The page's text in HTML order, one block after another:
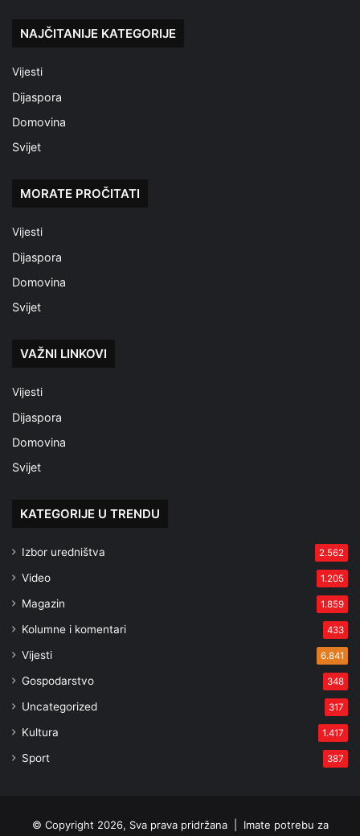
NAJČITANIJE KATEGORIJE
Vijesti
Dijaspora
Domovina
Svijet
MORATE PROČITATI
Vijesti
Dijaspora
Domovina
Svijet
VAŽNI LINKOVI
Vijesti
Dijaspora
Domovina
Svijet
KATEGORIJE U TRENDU
Izbor uredništva 2.562
Video 1.205
Magazin 1.859
Kolumne i komentari 433
Vijesti 6.841
Gospodarstvo 348
Uncategorized 317
Kultura 1.417
Sport 387
© Copyright 2026, Sva prava pridržana | Imate potrebu za